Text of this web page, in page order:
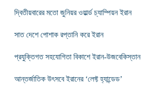
দ্বিতীয়বারের মতো জুনিয়র ওয়ার্ল্ড চ্যাম্পিয়ন ইরান
সাত দেশে পোশাক রপ্তানি করে ইরান
প্রযুক্তিগত সহযোগিতা বিকাশে ইরান-উজবেকিস্তান
আন্তর্জাতিক উৎসবে ইরানের ‘লেফ্ট হ্যান্ডেড’